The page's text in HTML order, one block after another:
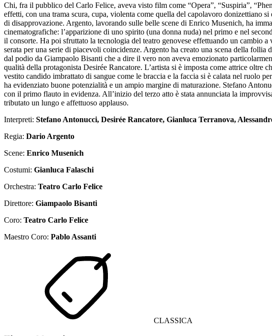
Chi, fra il pubblico del Carlo Felice, aveva visto film come “Opera”, “Suspiria”,
effetti, con una trama scura, cupa, violenta come quella del capolavoro donizettiano
di disapprovazione. Argento, lavorando sulle belle scene di Enrico Musenich, ha
cinematografiche: l’apparizione di uno spirito (una donna nuda) nel primo e nel
il consorte. Ha poi sfruttato la tecnologia del teatro genovese effettuando un cambio
serata per una serie di piacevoli coincidenze. Argento ha creato una scena della
dal podio da Giampaolo Bisanti che a dire il vero non aveva emozionato
qualità della protagonista Desirée Rancatore. L’artista si è imposta come attrice
vestito candido imbrattato di sangue come le braccia e la faccia si è calata nel ruolo
ha evidenziato buone potenzialità e un ampio margine di maturazione. Stefano
con il primo flauto in evidenza. All’inizio del terzo atto è stata annunciata la
tributato un lungo e affettuoso applauso.
Interpreti: Stefano Antonucci, Desirée Rancatore, Gianluca Terranova,
Regia: Dario Argento
Scene: Enrico Musenich
Costumi: Gianluca Falaschi
Orchestra: Teatro Carlo Felice
Direttore: Giampaolo Bisanti
Coro: Teatro Carlo Felice
Maestro Coro: Pablo Assanti
CLASSICA